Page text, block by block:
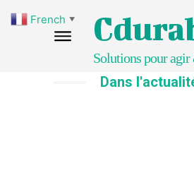
Solutions pour
Dans
French ▼